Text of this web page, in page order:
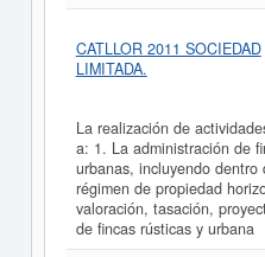
CATLLOR 2011 SOCIEDAD
LIMITADA.
La realización de
a: 1. La administración de
urbanas, incluyendo dentro
régimen de propiedad
valoración, tasación,
de fincas rústicas y urbana